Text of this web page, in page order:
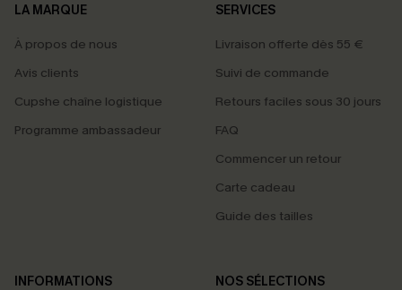
LA MARQUE
À propos de nous
Avis clients
Cupshe chaîne logistique
Programme ambassadeur
SERVICES
Livraison offerte dès 55 €
Suivi de commande
Retours faciles sous 30 jours
FAQ
Commencer un retour
Carte cadeau
Guide des tailles
INFORMATIONS
NOS SÉLECTIONS